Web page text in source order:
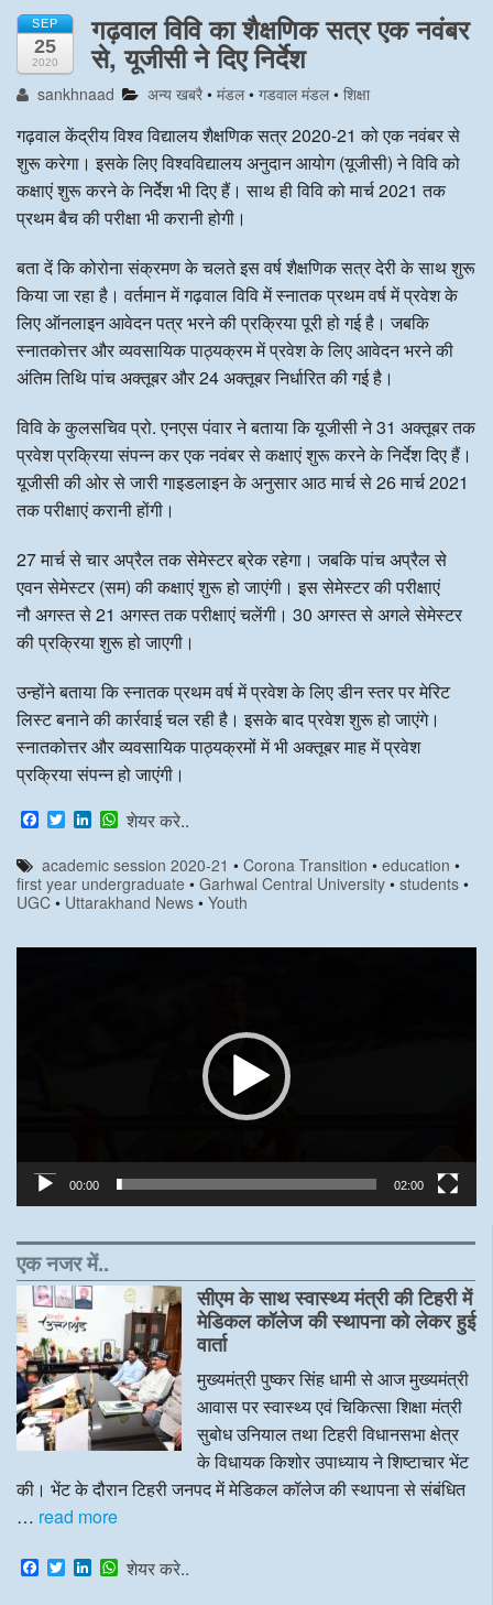
अन्य खबरै
SEP
25
2020
गढ़वाल विवि का शैक्षणिक सत्र एक नवंबर
से, यूजीसी ने दिए निर्देश
sankhnaad अन्य खबरै •मंडल•गडवाल मंडल•शिक्षा
गढ़वाल केंद्रीय विश्व विद्यालय शैक्षणिक सत्र 2020-21 को एक नवंबर से
शुरू करेगा। इसके लिए विश्वविद्यालय अनुदान आयोग (यूजीसी) ने विवि को
कक्षाएं शुरू करने के निर्देेश भी दिए हैं। साथ ही विवि को मार्च 2021 तक
प्रथम बैच की परीक्षा भी करानी होगी।
बता दें कि कोरोना संक्रमण के चलते इस वर्ष शैक्षणिक सत्र देरी के साथ शुरू
किया जा रहा है। वर्तमान में गढ़वाल विवि में स्नातक प्रथम वर्ष में प्रवेश के
लिए ऑनलाइन आवेदन पत्र भरने की प्रक्रिया पूरी हो गई है। जबकि
स्नातकोत्तर और व्यवसायिक पाठ्यक्रम में प्रवेश के लिए आवेदन भरने की
अंतिम तिथि पांच अक्तूबर और 24 अक्तूबर निर्धारित की गई है।
विवि के कुलसचिव प्रो. एनएस पंवार ने बताया कि यूजीसी ने 31 अक्तूबर तक
प्रवेश प्रक्रिया संपन्न कर एक नवंबर से कक्षाएं शुरू करने के निर्देश दिए हैं।
यूजीसी की ओर से जारी गाइडलाइन के अनुसार आठ मार्च से 26 मार्च 2021
तक परीक्षाएं करानी होंगी।
27 मार्च से चार अप्रैल तक सेमेस्टर ब्रेक रहेगा। जबकि पांच अप्रैल से
एवन सेमेस्टर (सम) की कक्षाएं शुरू हो जाएंगी। इस सेमेस्टर की परीक्षाएं
नौ अगस्त से 21 अगस्त तक परीक्षाएं चलेंगी। 30 अगस्त से अगले सेमेस्टर
की प्रक्रिया शुरू हो जाएगी।
उन्होंने बताया कि स्नातक प्रथम वर्ष में प्रवेश के लिए डीन स्तर पर मेरिट
लिस्ट बनाने की कार्रवाई चल रही है। इसके बाद प्रवेश शुरू हो जाएंगे।
स्नातकोत्तर और व्यवसायिक पाठ्यक्रमों में भी अक्तूबर माह में प्रवेश
प्रक्रिया संपन्न हो जाएंगी।
F
a
e
b
o
k
T
w
t
t
e
L
n
k
e
d
n
W
t
s
A
p
शेयर करे..
academic session 2020-21 •Corona Transition •education •
first year undergraduate • Garhwal Central University • students •
UGC • Uttarakhand News • Youth
00:00 02:00
एक नजर में..
सीएम के साथ स्वास्थ्य मंत्री की टिहरी में
मेडिकल कॉलेज की स्थापना को लेकर हुई
वार्ता
मुख्यमंत्री पुष्कर सिंह धामी से आज मुख्यमंत्री
आवास पर स्वास्थ्य एवं चिकित्सा शिक्षा मंत्री
सुबोध उनियाल तथा टिहरी विधानसभा क्षेत्र
के विधायक किशोर उपाध्याय ने शिष्टाचार भेंट
की। भेंट के दौरान टिहरी जनपद में मेडिकल कॉलेज की स्थापना से संबंधित
… read more
F
a
T
w
L W
शेयर करे..